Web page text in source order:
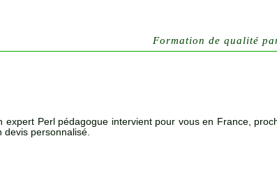
Formation de qualité
expert Perl pédagogue intervient pour vous en France,
devis personnalisé.